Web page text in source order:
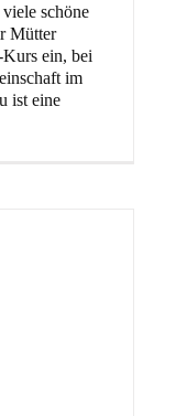
schöne
Mütter
ein, bei
im
ist eine